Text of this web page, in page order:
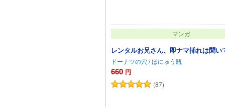
マンガ
レンタルお兄さん、即ナマ挿れは聞い
ドーナツの穴 /ほにゅう瓶
660 円
(87)